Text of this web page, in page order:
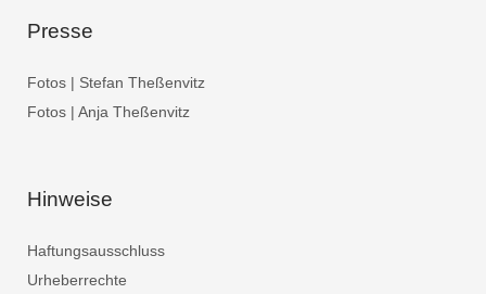
Presse
Fotos | Stefan Theßenvitz
Fotos | Anja Theßenvitz
Hinweise
Haftungsausschluss
Urheberrechte